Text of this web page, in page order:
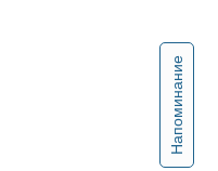
Напоминание